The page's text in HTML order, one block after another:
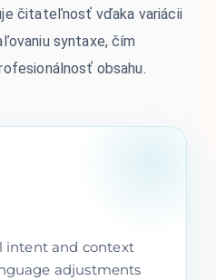
intent and context
adjustments
čitateľnosť vďaka variácii
syntaxe, čím
obsahu.